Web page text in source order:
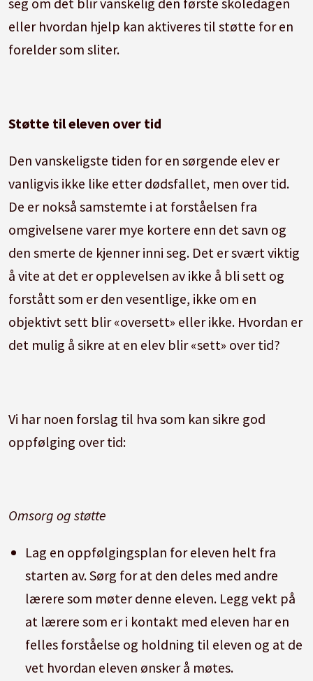
eller hvordan hjelp kan aktiveres til støtte for en
forelder som sliter.
Støtte til eleven over tid
Den vanskeligste tiden for en sørgende elev er
vanligvis ikke like etter dødsfallet, men over tid.
De er nokså samstemte i at forståelsen fra
omgivelsene varer mye kortere enn det savn og
den smerte de kjenner inni seg. Det er svært viktig
å vite at det er opplevelsen av ikke å bli sett og
forstått som er den vesentlige, ikke om en
objektivt sett blir «oversett» eller ikke. Hvordan er
det mulig å sikre at en elev blir «sett» over tid?
Vi har noen forslag til hva som kan sikre god
oppfølging over tid:
Omsorg og støtte
Lag en oppfølgingsplan for eleven helt fra
starten av. Sørg for at den deles med andre
lærere som møter denne eleven. Legg vekt på
at lærere som er i kontakt med eleven har en
felles forståelse og holdning til eleven og at de
vet hvordan eleven ønsker å møtes.